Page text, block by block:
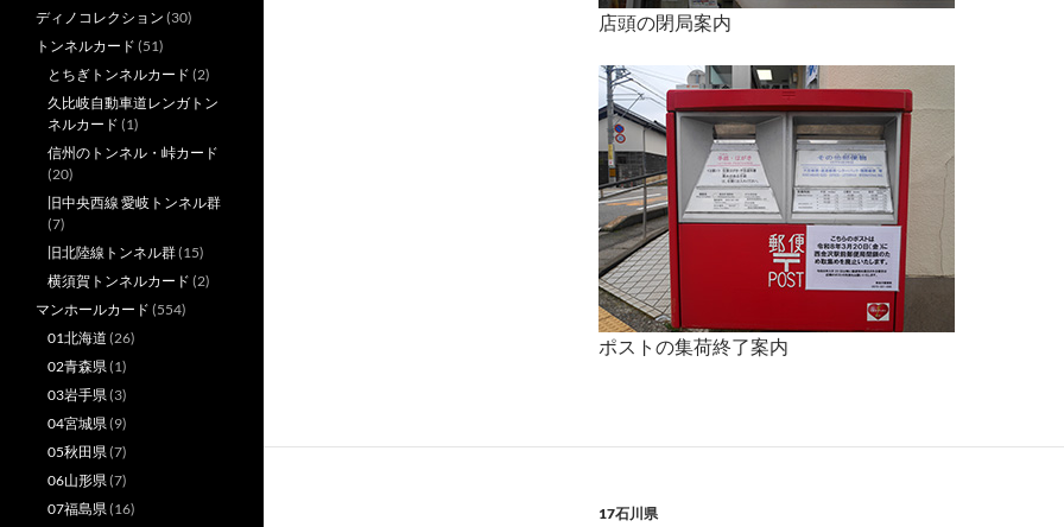
店頭の閉局案内
ポストの集荷終了案内
17石川県
ディノコレクション (30)
トンネルカード (51)
とちぎトンネルカード (2)
久比岐自動車道レンガトン
ネルカード (1)
信州のトンネル・峠カード
(20)
旧中央西線 愛岐トンネル群
(7)
旧北陸線トンネル群(15)
横須賀トンネルカード (2)
マンホールカード (554)
01北海道 (26)
02青森県(1)
03岩手県(3)
04宮城県(9)
05秋田県(7)
06山形県(7)
07福島県(16)